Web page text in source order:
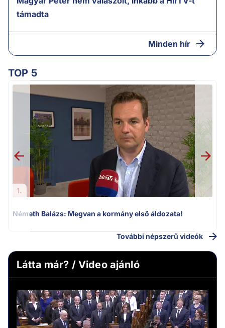
támadta
Minden hír
TOP 5
1.
Németh Balázs: Megvan a kormány első áldozata!
További népszerű videók
Látta már? / Video ajánló